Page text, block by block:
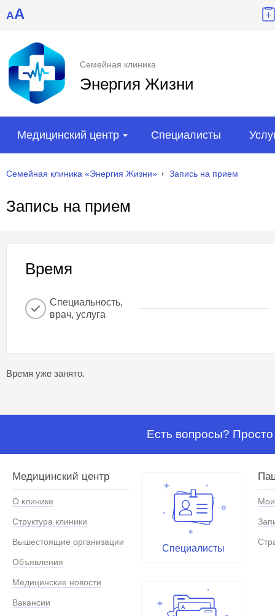
AA
Семейная клиника
Энергия Жизни
Медицинский центр Специалисты
Семейная клиника «Энергия Жизни» Запись на прием
Запись на прием
Время
Специальность,
врач, услуга
Время уже занято.
Есть вопросы?
Медицинский центр
О клинике
Структура клиники
Вышестоящие организации
Объявления
Медицинские новости
Вакансии
Специалисты